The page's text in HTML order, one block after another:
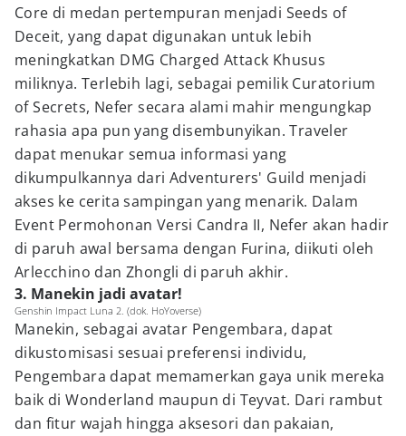
Core di medan pertempuran menjadi Seeds of
Deceit, yang dapat digunakan untuk lebih
meningkatkan DMG Charged Attack Khusus
miliknya. Terlebih lagi, sebagai pemilik Curatorium
of Secrets, Nefer secara alami mahir mengungkap
rahasia apa pun yang disembunyikan. Traveler
dapat menukar semua informasi yang
dikumpulkannya dari Adventurers' Guild menjadi
akses ke cerita sampingan yang menarik. Dalam
Event Permohonan Versi Candra II, Nefer akan hadir
di paruh awal bersama dengan Furina, diikuti oleh
Arlecchino dan Zhongli di paruh akhir.
3. Manekin jadi avatar!
Genshin Impact Luna 2. (dok. HoYoverse)
Manekin, sebagai avatar Pengembara, dapat
dikustomisasi sesuai preferensi individu,
Pengembara dapat memamerkan gaya unik mereka
baik di Wonderland maupun di Teyvat. Dari rambut
dan fitur wajah hingga aksesori dan pakaian,